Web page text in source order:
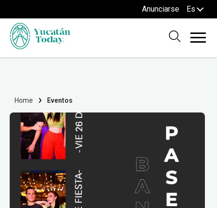
Anunciarse Es
Home Eventos